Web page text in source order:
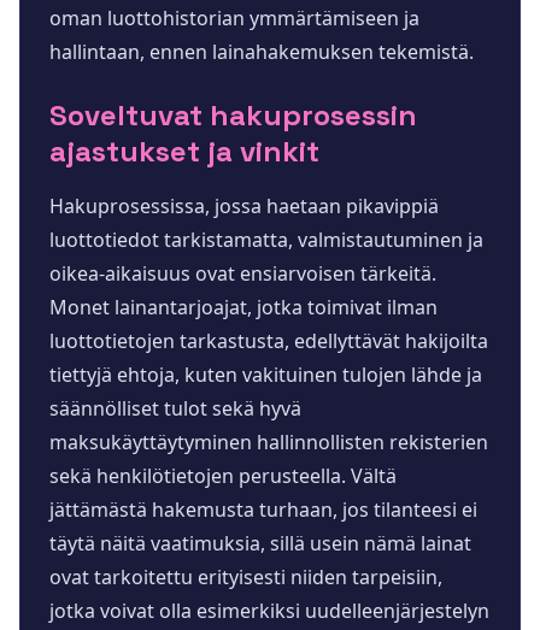
oman luottohistorian ymmärtämiseen ja
hallintaan, ennen lainahakemuksen tekemistä.
Soveltuvat hakuprosessin
ajastukset ja vinkit
Hakuprosessissa, jossa haetaan pikavippiä
luottotiedot tarkistamatta, valmistautuminen ja
oikea-aikaisuus ovat ensiarvoisen tärkeitä.
Monet lainantarjoajat, jotka toimivat ilman
luottotietojen tarkastusta, edellyttävät hakijoilta
tiettyjä ehtoja, kuten vakituinen tulojen lähde ja
säännölliset tulot sekä hyvä
maksukäyttäytyminen hallinnollisten rekisterien
sekä henkilötietojen perusteella. Vältä
jättämästä hakemusta turhaan, jos tilanteesi ei
täytä näitä vaatimuksia, sillä usein nämä lainat
ovat tarkoitettu erityisesti niiden tarpeisiin,
jotka voivat olla esimerkiksi uudelleenjärjestelyn